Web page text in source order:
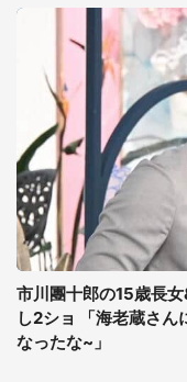
市川團十郎の15歳長
し2ショ 「海老蔵さ
なったな~」